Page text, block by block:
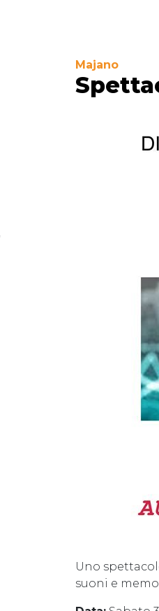
Majano
Uno
suoni e